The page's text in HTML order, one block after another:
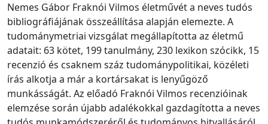
Nemes Gábor Fraknói Vilmos életművét a neves tudós
bibliográfiájának összeállítása alapján elemezte. A
tudománymetriai vizsgálat megállapította az életmű
adatait: 63 kötet, 199 tanulmány, 230 lexikon szócikk, 15
recenzió és csaknem száz tudománypolitikai, közéleti
írás alkotja a már a kortársakat is lenyűgöző
munkásságát. Az előadó Fraknói Vilmos recenzióinak
elemzése során újabb adalékokkal gazdagította a neves